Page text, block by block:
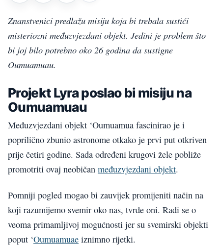
Znanstvenici predlažu misiju koja bi trebala sustići
misteriozni međuzvjezdani objekt. Jedini je problem što
bi joj bilo potrebno oko 26 godina da sustigne
Oumuamuau.
Projekt Lyra poslao bi misiju na
Oumuamuau
Međuzvjezdani objekt ‘Oumuamua fascinirao je i
poprilično zbunio astronome otkako je prvi put otkriven
prije četiri godine. Sada određeni krugovi žele pobliže
promotriti ovaj neobičan međuzvjezdani objekt.
Pomniji pogled mogao bi zauvijek promijeniti način na
koji razumijemo svemir oko nas, tvrde oni. Radi se o
veoma primamljivoj mogućnosti jer su svemirski objekti
poput ‘Oumuamuae iznimno rijetki.